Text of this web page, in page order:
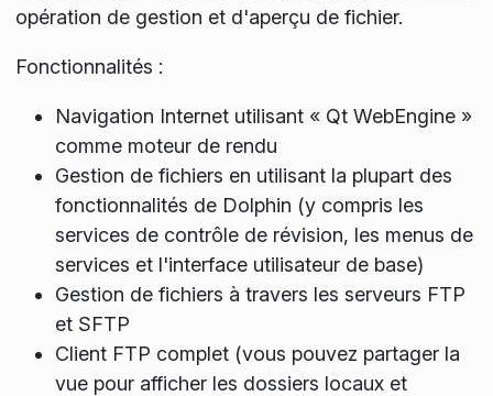
opération de gestion et d'aperçu de fichier.
Fonctionnalités :
Navigation Internet utilisant « Qt WebEngine »
comme moteur de rendu
Gestion de fichiers en utilisant la plupart des
fonctionnalités de Dolphin (y compris les
services de contrôle de révision, les menus de
services et l'interface utilisateur de base)
Gestion de fichiers à travers les serveurs FTP
et SFTP
Client FTP complet (vous pouvez partager la
vue pour afficher les dossiers locaux et